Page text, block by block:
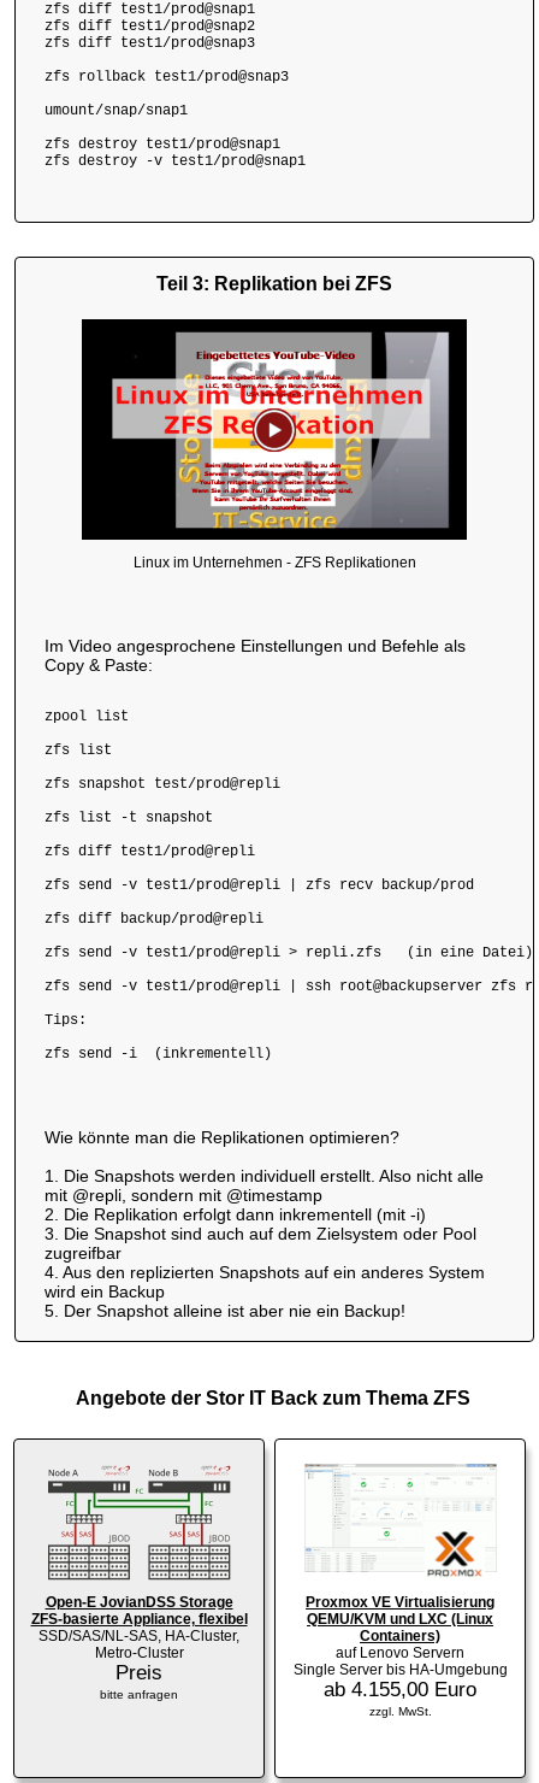
zfs diff test1/prod@snap1
zfs diff test1/prod@snap2
zfs diff test1/prod@snap3
zfs rollback test1/prod@snap3
umount/snap/snap1
zfs destroy test1/prod@snap1
zfs destroy -v test1/prod@snap1
Teil 3: Replikation bei ZFS
Linux im Unternehmen - ZFS Replikationen
Im Video angesprochene Einstellungen und Befehle als
Copy & Paste:
zpool list
zfs list
zfs snapshot test/prod@repli
zfs list -t snapshot
zfs diff test1/prod@repli
zfs send -v test1/prod@repli | zfs recv backup/prod
zfs diff backup/prod@repli
zfs send -v test1/prod@repli > repli.zfs   (in eine Datei)
zfs send -v test1/prod@repli | ssh root@backupserver zfs
Tips:
Wie könnte man die Replikationen optimieren?
1. Die Snapshots werden individuell erstellt. Also nicht alle
mit @repli, sondern mit @timestamp
2. Die Replikation erfolgt dann inkrementell (mit -i)
3. Die Snapshot sind auch auf dem Zielsystem oder Pool
zugreifbar
4. Aus den replizierten Snapshots auf ein anderes System
wird ein Backup
5. Der Snapshot alleine ist aber nie ein Backup!
Angebote der Stor IT Back zum Thema ZFS
Open-E JovianDSS Storage
ZFS-basierte Appliance, flexibel
SSD/SAS/NL-SAS, HA-Cluster,
Metro-Cluster
Preis
bitte anfragen
Proxmox VE Virtualisierung
QEMU/KVM und LXC (Linux
Containers)
auf Lenovo Servern
Single Server bis HA-Umgebung
ab 4.155,00 Euro
zzgl. MwSt.